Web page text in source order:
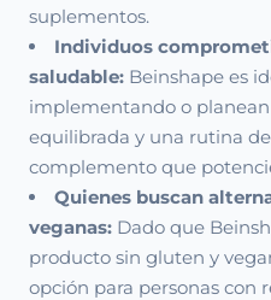
suplementos.
Individuos
saludable: Beinshape es
implementando o
equilibrada y una rutina
complemento que
Quienes buscan
veganas: Dado que
producto sin gluten y
opción para personas con